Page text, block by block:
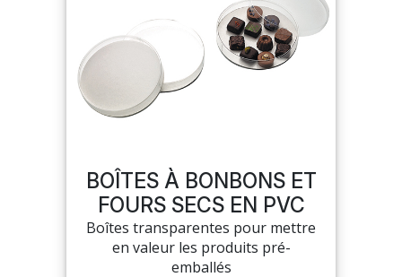
BOÎTES À BONBONS ET
FOURS SECS EN PVC
Boîtes transparentes pour mettre
en valeur les produits pré-
emballés